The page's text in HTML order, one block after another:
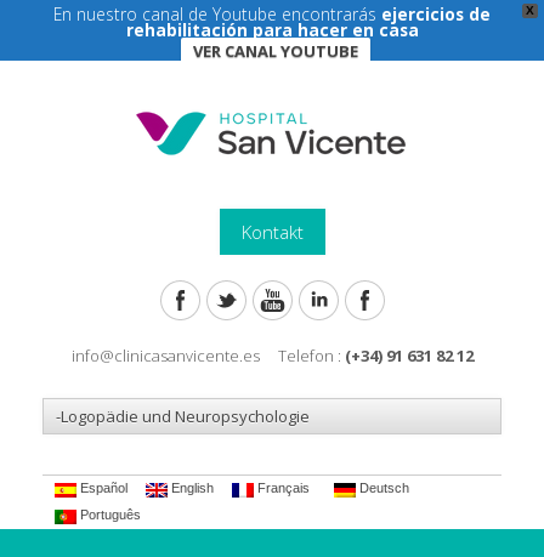
X
En nuestro canal de Youtube encontrarás ejercicios de
rehabilitación para hacer en casa
VER CANAL YOUTUBE
Kontakt
info@clinicasanvicente.es Telefon : (+34) 91 631 82 12
Español English Français
Deutsch
Português